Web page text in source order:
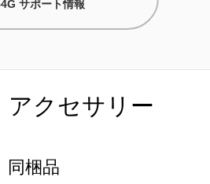
サポート情報
アクセサリー
同梱品